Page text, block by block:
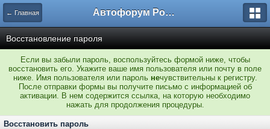
← Главная Автофорум Ростова-на-Дону
Восстановление пароля
Если вы забыли пароль, воспользуйтесь формой ниже, чтобы
восстановить его. Укажите ваше имя пользователя или почту в поле
ниже. Имя пользователя или пароль нечувствительны к регистру.
После отправки формы вы получите письмо с информацией об
активации. В нем содержится ссылка, на которую необходимо
нажать для продолжения процедуры.
Восстановить пароль